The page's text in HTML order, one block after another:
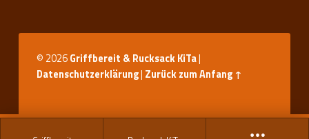
© 2026Griffbereit & Rucksack KiTa|
Datenschutzerklärung| Zurück zum Anfang ↑